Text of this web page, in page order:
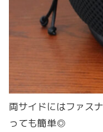
両サイドにはファス
っても簡単◎